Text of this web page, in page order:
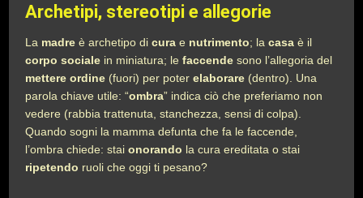
Archetipi, stereotipi e allegorie
La madre è archetipo dicura e nutrimento; lacasa è il
corpo sociale in miniatura; lefaccende sono l’allegoria del
mettere ordine (fuori) per poterelaborare (dentro). Una
parola chiave utile: “ombra” indica ciò che preferiamo non
vedere (rabbia trattenuta, stanchezza, sensi di colpa).
Quando sogni la mamma defunta che fa le faccende,
l’ombra chiede: staionorando la cura ereditata o stai
ripetendo ruoli che oggi ti pesano?